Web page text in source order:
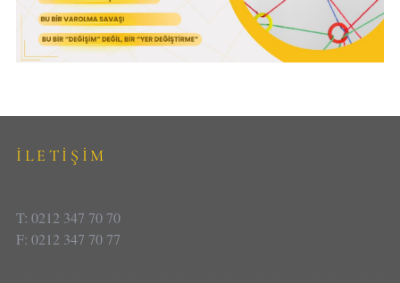
İLETİŞİM
T: 0212 347 70 70
F: 0212 347 70 77